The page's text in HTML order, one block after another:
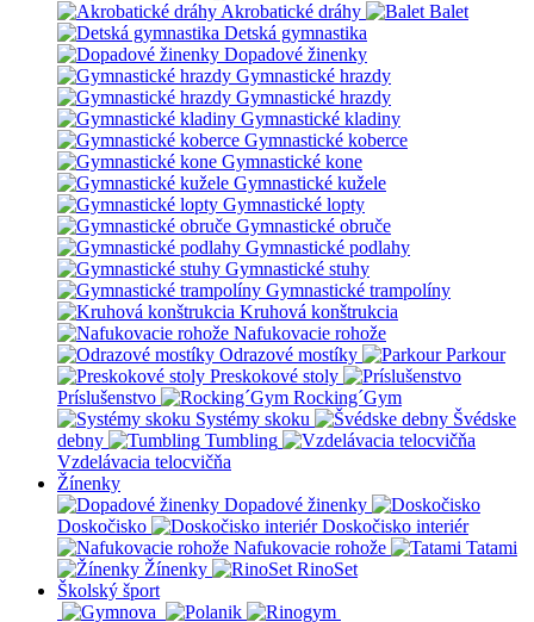
Akrobatické dráhy
Balet
Detská gymnastika
Dopadové žinenky
Gymnastické hrazdy
Gymnastické hrazdy
Gymnastické kladiny
Gymnastické koberce
Gymnastické kone
Gymnastické kužele
Gymnastické lopty
Gymnastické obruče
Gymnastické podlahy
Gymnastické stuhy
Gymnastické trampolíny
Kruhová konštrukcia
Nafukovacie rohože
Odrazové mostíky
Parkour
Preskokové stoly
Príslušenstvo
Rocking´Gym
Systémy skoku
Švédske
debny
Tumbling
Vzdelávacia telocvičňa
Žínenky
Dopadové žinenky
Doskočisko
Doskočisko interiér
Nafukovacie rohože
Tatami
Žínenky
RinoSet
Školský šport